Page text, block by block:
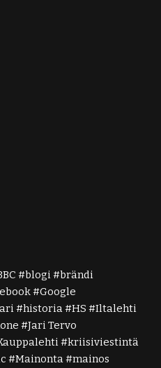
blogi
brändi
Google
historia HS
Iltalehti
Jari Tervo
kriisiviestintä
Mainonta
mainos